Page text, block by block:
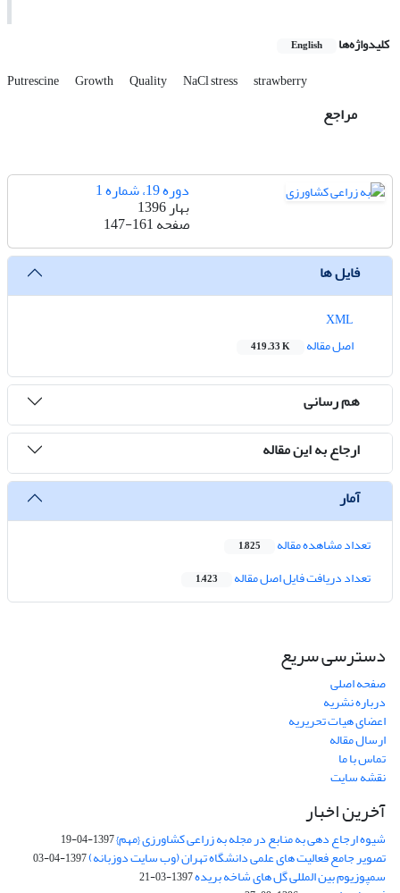
کلیدواژه‌ها English
Putrescine Growth Quality NaCl stress strawberry
مراجع
دوره 19، شماره 1
بهار 1396
صفحه147-161
فایل ها
اصل مقاله
419.33 K
هم رسانی
ارجاع به این مقاله
آمار
تعداد مشاهده مقاله 1,825
تعداد دریافت فایل اصل مقاله 1,423
دسترسی سریع
صفحه اصلی
درباره نشریه
اعضای هیات تحریریه
ارسال مقاله
تماس با ما
نقشه سایت
آخرین اخبار
شیوه ارجاع دهی به منابع در مجله به زراعی کشاورزی {مهم}1397-04-19
تصویر جامع فعالیت های علمی دانشگاه تهران (وب سایت دوزبانه)1397-04-03
سمپوزیوم بین المللی گل های شاخه بریده1397-03-21